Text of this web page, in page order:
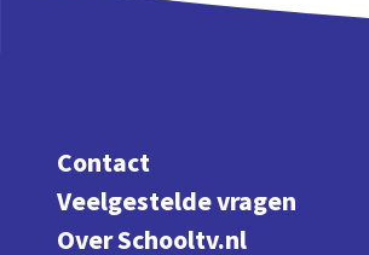
Contact
Veelgestelde vragen
Over Schooltv.nl